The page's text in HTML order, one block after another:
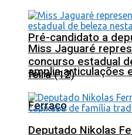
Pré-candidato a
amplia articulações
Ferraço
Miss Jaguaré
concurso estadual
feira (12)
Deputado Nikolas